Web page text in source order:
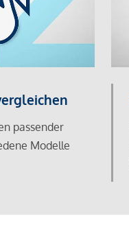
passender
Modelle